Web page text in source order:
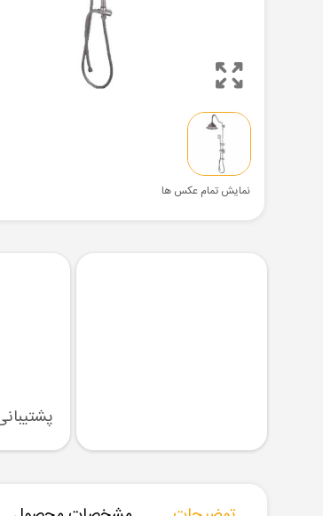
نمایش تمام عکس ها